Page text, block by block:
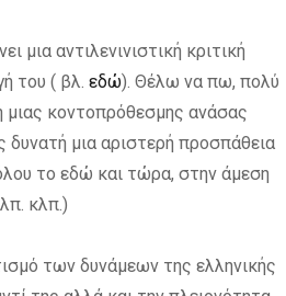
αντιλενινιστική κριτική
του ( βλ. εδώ). Θέλω να πω, πολύ
μιας κοντοπρόθεσμης ανάσας
μια αριστερή προσπάθεια
το εδώ και τώρα, στην άμεση
κλπ.)
των δυνάμεων της ελληνικής